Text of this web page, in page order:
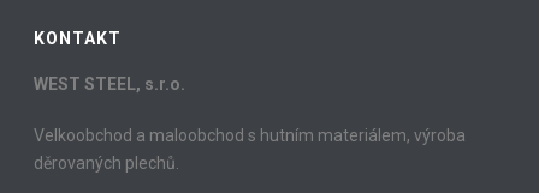
KONTAKT
WEST STEEL, s.r.o.
Velkoobchod a maloobchod s hutním materiálem, výroba
děrovaných plechů.